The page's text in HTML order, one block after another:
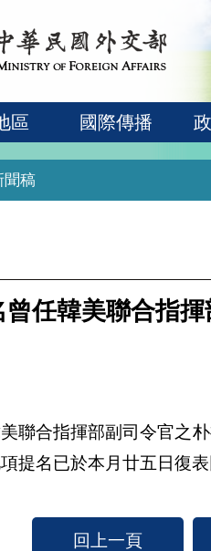
區 國際傳播
聞稿
任韓美聯合指
聯合指揮部副司令官之
提名已於本月廿五日復表
回上一頁